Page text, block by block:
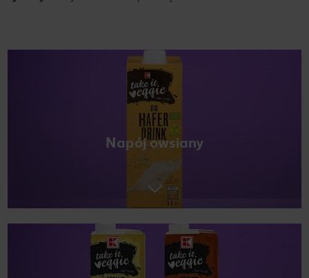
Napój owsiany